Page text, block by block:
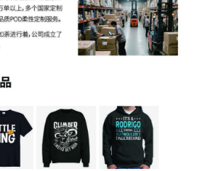
由平台统一执行，法院通常不会与单独
过平台通知才首次得知诉讼，当决定应
黄金时间。故，当企业收到电商平台或
，企业应当立即采取行动。
料，包括但不限于起诉状副本、TRO及
行为以及法院地点等。企业可优先确认
有所涉起诉材料。如自行获取困难的，
。
案件风险的前提，企业确认或委托律师
确定资金冻结情况，以确定后续的应对